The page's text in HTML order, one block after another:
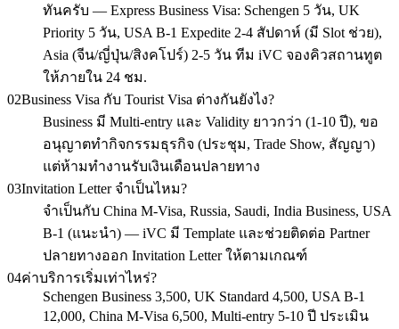
ทันครับ — Express Business Visa: Schengen 5 วัน, UK
Priority 5 วัน, USA B-1 Expedite 2-4 สัปดาห์ (มี Slot ช่วย),
Asia (จีน/ญี่ปุ่น/สิงคโปร์) 2-5 วัน ทีม iVC จองคิวสถานทูต
ให้ภายใน 24 ชม.
02Business Visa กับ Tourist Visa ต่างกันยังไง?
Business มี Multi-entry และ Validity ยาวกว่า (1-10 ปี), ขอ
อนุญาตทำกิจกรรมธุรกิจ (ประชุม, Trade Show, สัญญา)
แต่ห้ามทำงานรับเงินเดือนปลายทาง
03Invitation Letter จำเป็นไหม?
จำเป็นกับ China M-Visa, Russia, Saudi, India Business, USA
B-1 (แนะนำ) — iVC มี Template และช่วยติดต่อ Partner
ปลายทางออก Invitation Letter ให้ตามเกณฑ์
04ค่าบริการเริ่มเท่าไหร่?
Schengen Business 3,500, UK Standard 4,500, USA B-1
12,000, China M-Visa 6,500, Multi-entry 5-10 ปี ประเมิน